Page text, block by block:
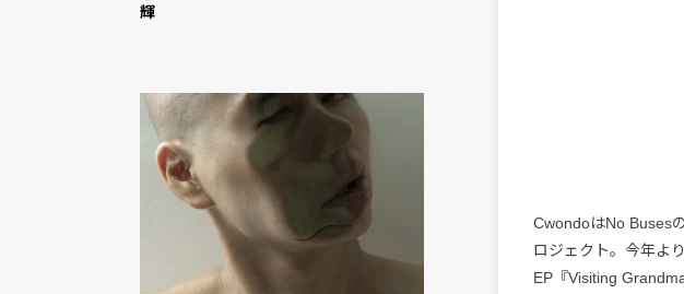
輝
CwondoはNo Buses
ロジェクト。今年よ
EP『Visiting